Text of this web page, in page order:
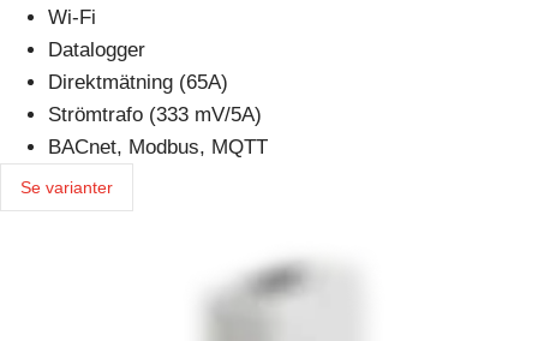
Wi-Fi
Datalogger
Direktmätning (65A)
Strömtrafo (333 mV/5A)
BACnet, Modbus, MQTT
Se varianter